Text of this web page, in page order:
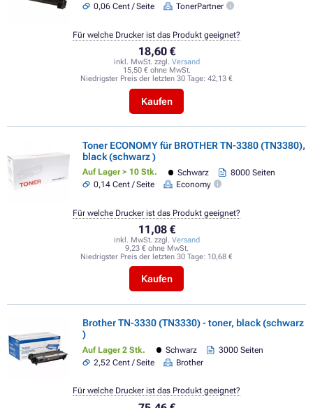
0,06 Cent / Seite
TonerPartner
18,60 €
inkl. MwSt. zzgl. Versand
15,50 € ohne MwSt.
Niedrigster Preis der letzten 30 Tage: 42,13 €
Kaufen
Für welche Drucker ist das Produkt geeignet?
Toner ECONOMY für BROTHER TN-3380 (TN3380),
black (schwarz )
Auf Lager > 10 Stk. Schwarz
8000 Seiten
0,14 Cent / Seite
Economy
11,08 €
inkl. MwSt. zzgl. Versand
9,23 € ohne MwSt.
Niedrigster Preis der letzten 30 Tage: 10,68 €
Kaufen
Für welche Drucker ist das Produkt geeignet?
Brother TN-3330 (TN3330) - toner, black (schwarz
)
Auf Lager 2 Stk. Schwarz
3000 Seiten
2,52 Cent / Seite
Brother
Für welche Drucker ist das Produkt geeignet?